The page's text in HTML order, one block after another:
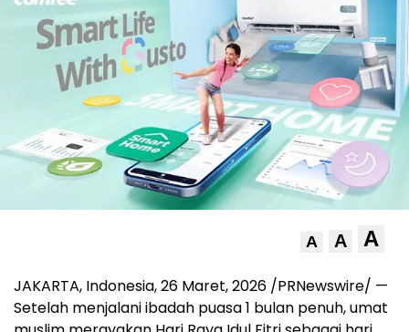
A A A
JAKARTA, Indonesia,26 Maret, 2026 /PRNewswire/ —
Setelah menjalani ibadah puasa 1 bulan penuh, umat